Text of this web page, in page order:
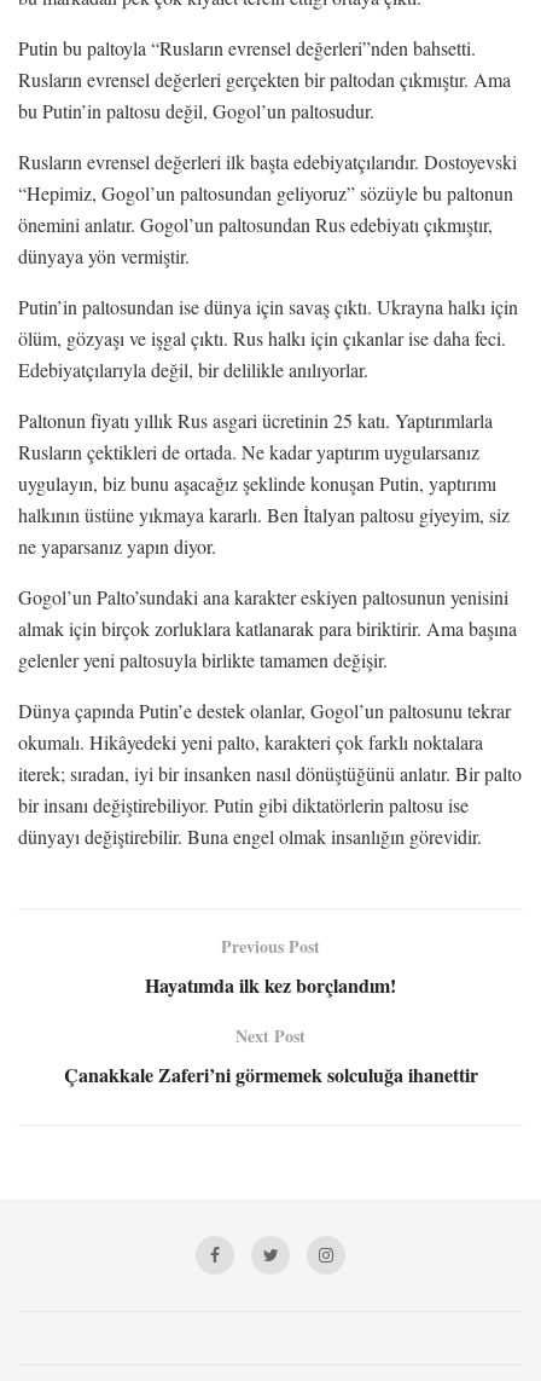
Putin bu paltoyla “Rusların evrensel değerleri”nden bahsetti.
Rusların evrensel değerleri gerçekten bir paltodan çıkmıştır. Ama
bu Putin’in paltosu değil, Gogol’un paltosudur.
Rusların evrensel değerleri ilk başta edebiyatçılarıdır. Dostoyevski
“Hepimiz, Gogol’un paltosundan geliyoruz” sözüyle bu paltonun
önemini anlatır. Gogol’un paltosundan Rus edebiyatı çıkmıştır,
dünyaya yön vermiştir.
Putin’in paltosundan ise dünya için savaş çıktı. Ukrayna halkı için
ölüm, gözyaşı ve işgal çıktı. Rus halkı için çıkanlar ise daha feci.
Edebiyatçılarıyla değil, bir delilikle anılıyorlar.
Paltonun fiyatı yıllık Rus asgari ücretinin 25 katı. Yaptırımlarla
Rusların çektikleri de ortada. Ne kadar yaptırım uygularsanız
uygulayın, biz bunu aşacağız şeklinde konuşan Putin, yaptırımı
halkının üstüne yıkmaya kararlı. Ben İtalyan paltosu giyeyim, siz
ne yaparsanız yapın diyor.
Gogol’un Palto’sundaki ana karakter eskiyen paltosunun yenisini
almak için birçok zorluklara katlanarak para biriktirir. Ama başına
gelenler yeni paltosuyla birlikte tamamen değişir.
Dünya çapında Putin’e destek olanlar, Gogol’un paltosunu tekrar
okumalı. Hikâyedeki yeni palto, karakteri çok farklı noktalara
iterek; sıradan, iyi bir insanken nasıl dönüştüğünü anlatır. Bir palto
bir insanı değiştirebiliyor. Putin gibi diktatörlerin paltosu ise
dünyayı değiştirebilir. Buna engel olmak insanlığın görevidir.
Previous Post
Hayatımda ilk kez borçlandım!
Next Post
Çanakkale Zaferi’ni görmemek solculuğa ihanettir